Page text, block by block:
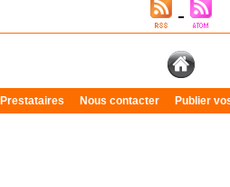
Prestataires Nous contacter Publier